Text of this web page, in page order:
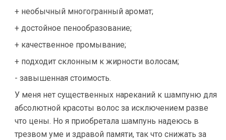
+ необычный многогранный аромат;
+ достойное пенообразование;
+ качественное промывание;
+ подходит склонным к жирности волосам;
- завышенная стоимость.
У меня нет существенных нареканий к шампуню для
абсолютной красоты волос за исключением разве
что цены. Но я приобретала шампунь надеюсь в
трезвом уме и здравой памяти, так что снижать за